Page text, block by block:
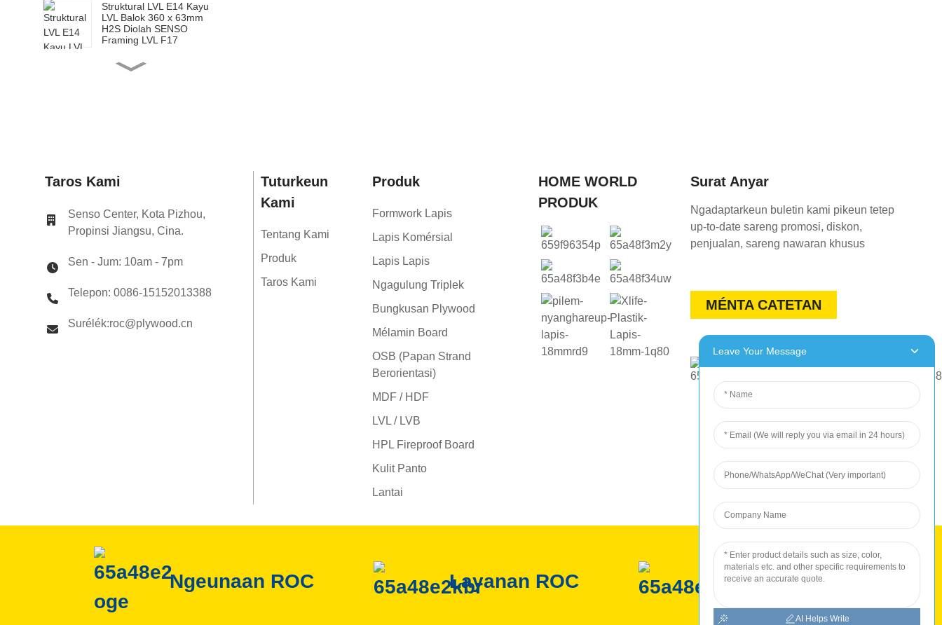
Struktural LVL E14 Kayu
LVL Balok 360 x 63mm
H2S Diolah SENSO
Framing LVL F17
Struktural LVL E14 Kayu
Struktural LVL E14 Kayu
Framing LVL F17
Struktural LVL E14 Kayu
H2S Diolah SENSO
Taros Kami
Senso Center, Kota Pizhou,
Propinsi Jiangsu, Cina.
Sen - Jum: 10am - 7pm
Telepon: 0086-15152013388
Surélék:roc@plywood.cn
Tuturkeun
Kami
Tentang Kami
Produk
Taros Kami
Produk
Formwork Lapis
Lapis Komérsial
Lapis Lapis
Ngagulung Triplek
Bungkusan Plywood
Mélamin Board
OSB (Papan Strand
Berorientasi)
MDF / HDF
LVL / LVB
HPL Fireproof Board
Kulit Panto
Lantai
HOME WORLD
PRODUK
Surat Anyar
Ngadaptarkeun buletin kami pikeun tetep
up-to-date sareng promosi, diskon,
penjualan, sareng nawaran khusus
MÉNTA CATETAN
Ngeunaan ROC Layanan ROC Produksi ROC
Leave Your Message
AI Helps Write